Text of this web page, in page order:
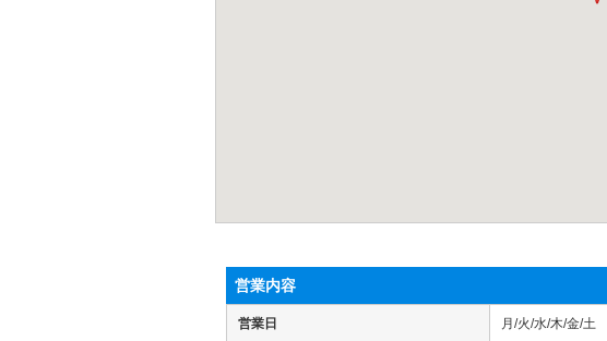
営業内容
営業日 月/火/水/木/金/土